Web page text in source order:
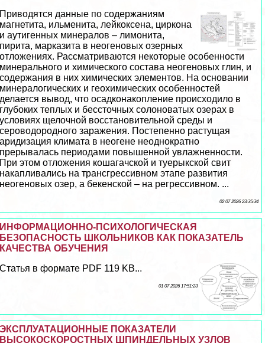
Приводятся данные по содержаниям
магнетита, ильменита, лейкоксена, циркона
и аутигенных минералов – лимонита,
пирита, марказита в неогеновых озерных
отложениях. Рассматриваются некоторые особенности
минерального и химического состава неогеновых глин, и
содержания в них химических элементов. На основании
минералогических и геохимических особенностей
делается вывод, что осадконакопление происходило в
глубоких теплых и бессточных солоноватых озерах в
условиях щелочной восстановительной среды и
сероводородного заражения. Постепенно растущая
аридизация климата в неогене неоднократно
прерывалась периодами повышенной увлажненности.
При этом отложения кошагачской и туерыкской свит
накапливались на трaнcгрессивном этапе развития
неогеновых озер, а бекенской – на регрессивном. ...
02 07 2026 23:35:34
ИНФОРМАЦИОННО-ПСИХОЛОГИЧЕСКАЯ
БЕЗОПАСНОСТЬ ШКОЛЬНИКОВ КАК ПОКАЗАТЕЛЬ
КАЧЕСТВА ОБУЧЕНИЯ
Статья в формате PDF 119 KB...
01 07 2026 17:51:23
ЭКСПЛУАТАЦИОННЫЕ ПОКАЗАТЕЛИ
ВЫСОКОСКОРОСТНЫХ ШПИНДЕЛЬНЫХ УЗЛОВ